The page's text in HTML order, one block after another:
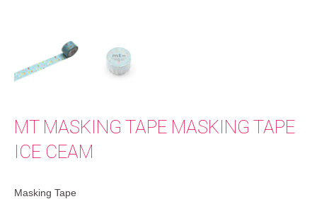
MT MASKING TAPE MASKING TAPE
ICE CEAM
Masking Tape